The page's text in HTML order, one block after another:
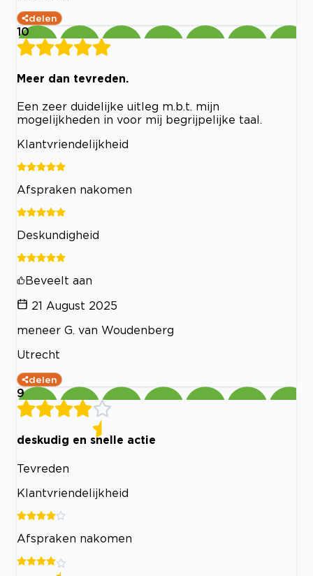
delen
10
Meer dan tevreden.
Een zeer duidelijke uitleg m.b.t. mijn
mogelijkheden in voor mij begrijpelijke taal.
Klantvriendelijkheid
Afspraken nakomen
Deskundigheid
Beveelt aan
21 August 2025
meneer G. van Woudenberg
Utrecht
delen
9
deskudig en snelle actie
Tevreden
Klantvriendelijkheid
Afspraken nakomen